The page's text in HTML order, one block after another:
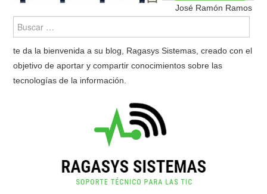
José Ramón Ramos
te da la bienvenida a su blog, Ragasys Sistemas, creado con el
objetivo de aportar y compartir conocimientos sobre las
tecnologías de la información.